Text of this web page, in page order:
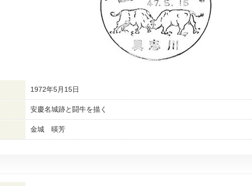
1972年5月15日
安慶名城跡と闘牛を描く
金城 暎芳